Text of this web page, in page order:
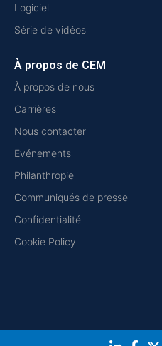
Logiciel
Série de vidéos
À propos de CEM
À propos de nous
Carrières
Nous contacter
Evénements
Philanthropie
Communiqués de presse
Confidentialité
Cookie Policy